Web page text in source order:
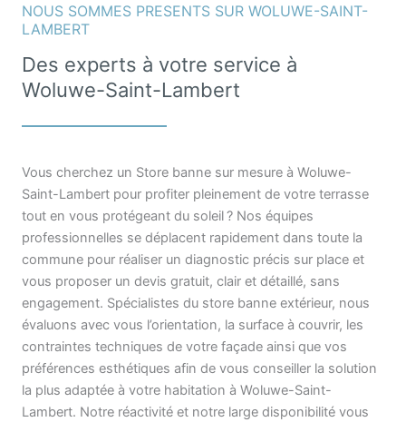
NOUS SOMMES PRESENTS SUR WOLUWE-SAINT-
LAMBERT
Des experts à votre service à
Woluwe-Saint-Lambert
Vous cherchez un Store banne sur mesure à Woluwe-
Saint-Lambert pour profiter pleinement de votre terrasse
tout en vous protégeant du soleil ? Nos équipes
professionnelles se déplacent rapidement dans toute la
commune pour réaliser un diagnostic précis sur place et
vous proposer un devis gratuit, clair et détaillé, sans
engagement. Spécialistes du store banne extérieur, nous
évaluons avec vous l’orientation, la surface à couvrir, les
contraintes techniques de votre façade ainsi que vos
préférences esthétiques afin de vous conseiller la solution
la plus adaptée à votre habitation à Woluwe-Saint-
Lambert. Notre réactivité et notre large disponibilité vous